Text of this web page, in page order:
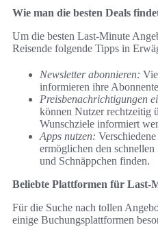
Wie man die besten Deals
Um die besten Last-Minute
Reisende folgende Tipps in
Newsletter abonnieren:
informieren ihre
Preisbenachrichtigungen
können Nutzer rechtzeitig
Wunschziele informiert
Apps nutzen:
ermöglichen den
und Schnäppchen finden.
Beliebte Plattformen für Last-
Für die Suche nach tollen
einige Buchungsplattformen